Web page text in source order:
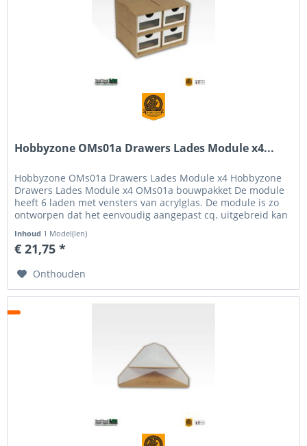
Hobbyzone OMs01a Drawers Lades Module x4...
Hobbyzone OMs01a Drawers Lades Module x4 Hobbyzone
Drawers Lades Module x4 OMs01a bouwpakket De module
heeft 6 laden met vensters van acrylglas. De module is zo
ontworpen dat het eenvoudig aangepast cq. uitgebreid kan
Inhoud 1 Model(len)
€ 21,75 *
Onthouden